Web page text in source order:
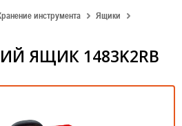
инструмента
Ящики
ЯЩИК 1483K2RB